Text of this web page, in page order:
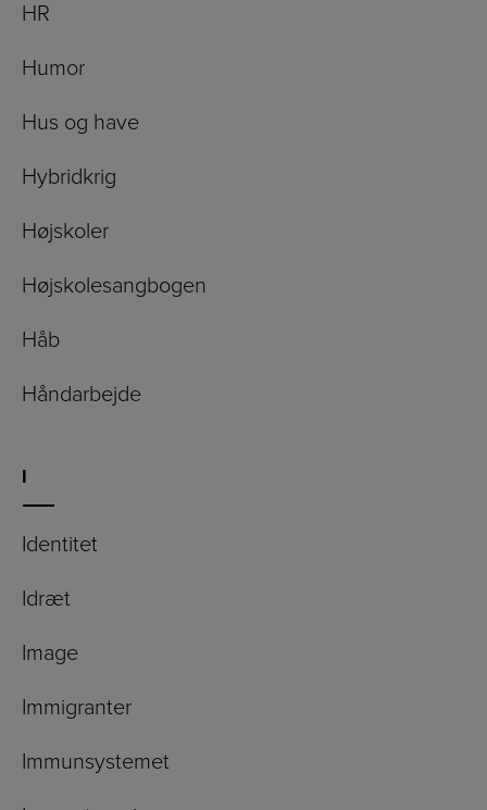
HR
Humor
Hus og have
Hybridkrig
Højskoler
Højskolesangbogen
Håb
Håndarbejde
I
Identitet
Idræt
Image
Immigranter
Immunsystemet